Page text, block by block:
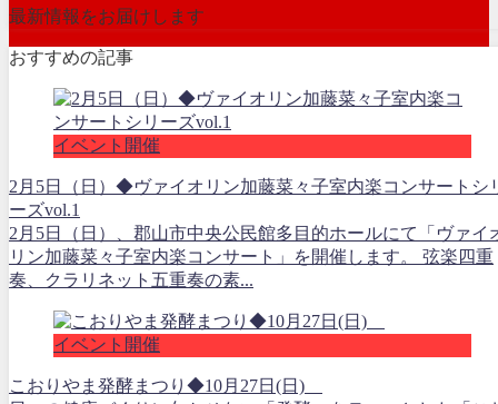
最新情報をお届けします
おすすめの記事
イベント開催
2月5日（日）◆ヴァイオリン加藤菜々子室内楽コンサートシ
ーズvol.1
2月5日（日）、郡山市中央公民館多目的ホールにて「ヴァイ
リン加藤菜々子室内楽コンサート」を開催します。 弦楽四重
奏、クラリネット五重奏の素...
イベント開催
こおりやま発酵まつり◆10月27日(日)